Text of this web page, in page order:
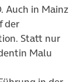
Auch in Mainz
der
Statt nur
Malu